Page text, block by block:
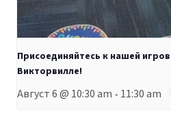
Присоединяйтесь к нашей
Викторвилле!
Август 6 @ 10:30 am - 11:30 am